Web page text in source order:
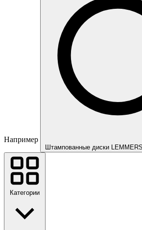
Например
Штампованные диски
Категории